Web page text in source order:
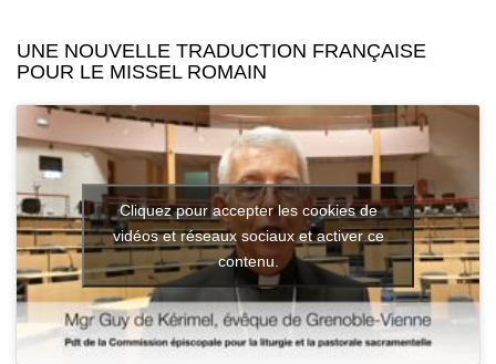
UNE NOUVELLE TRADUCTION FRANÇAISE
POUR LE MISSEL ROMAIN
Cliquez pour accepter les cookies de
vidéos et réseaux sociaux et activer ce
contenu.